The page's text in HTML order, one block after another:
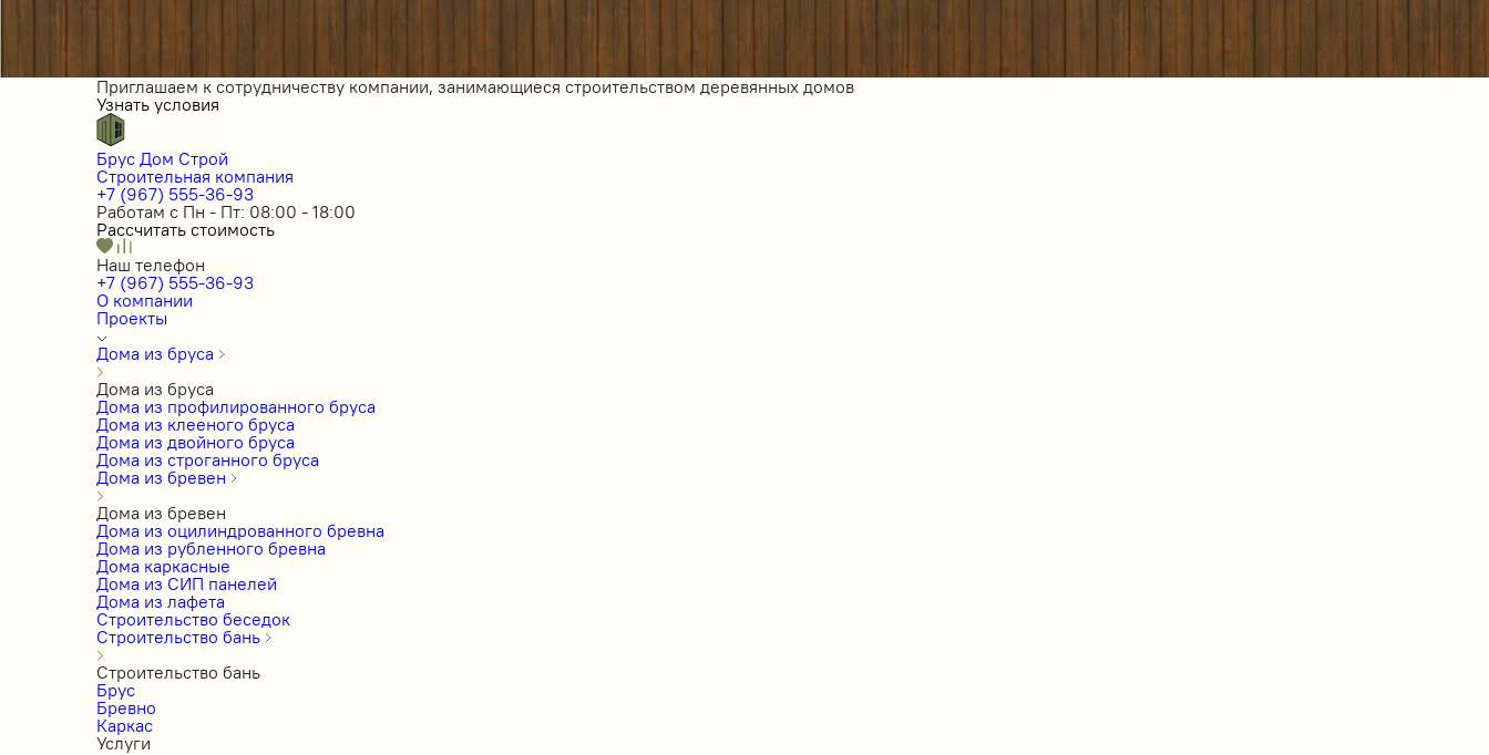
Приглашаем к сотрудничеству компании, занимающиеся строительством деревянных домов
Узнать условия
Брус Дом Строй
Строительная компания
+7 (967) 555-36-93
Работам с Пн - Пт: 08:00 - 18:00
Рассчитать стоимость
Наш телефон
+7 (967) 555-36-93
О компании
Проекты
Дома из бруса
Дома из бруса
Дома из профилированного бруса
Дома из клееного бруса
Дома из двойного бруса
Дома из строганного бруса
Дома из бревен
Дома из бревен
Дома из оцилиндрованного бревна
Дома из рубленного бревна
Дома каркасные
Дома из СИП панелей
Дома из лафета
Строительство беседок
Строительство бань
Строительство бань
Брус
Бревно
Каркас
Услуги